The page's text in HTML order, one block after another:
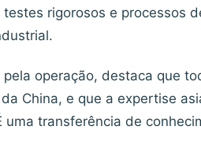
rigorosos e processos
operação, destaca que
China, e que a expertise
uma transferência de